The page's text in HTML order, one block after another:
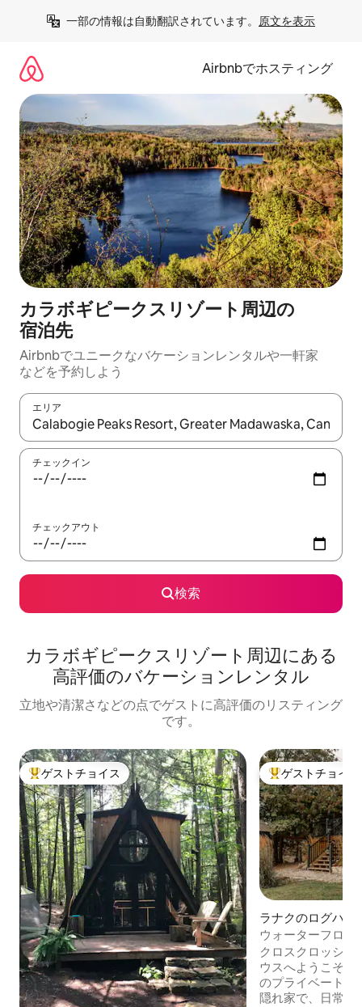
一部の情報は自動翻訳されています。 原文を表示
Airbnbでホスティング
カラボギピークスリゾート⁠周⁠辺⁠の
宿⁠泊⁠先
Airbnbでユニークなバ⁠ケ⁠ー⁠シ⁠ョ⁠ンレ⁠ン⁠タ⁠ルや一⁠軒⁠家
な⁠ど⁠を予⁠約⁠し⁠よ⁠う
エリア
検索結果が表示されたら、上下の矢印キーを使って移動するか
チェックイン
チェックアウト
検索
カラボギピークスリゾート⁠周⁠辺⁠に⁠あ⁠る
高⁠評⁠価⁠のバ⁠ケ⁠ー⁠シ⁠ョ⁠ン⁠レ⁠ン⁠タ⁠ル
立地や清潔さなどの点でゲストに高評価のリスティング
です。
大好評のゲストチョイスです。
ゲストチョイス 大好評のゲスト
ゲストチョイス
ラナクのログハウ
ウォーターフロン
ーハウス+ホット
クロスクロッシン
ウスへようこそ！ 美しいクライド川沿い
のプライベートな
隠れ家で、日常か